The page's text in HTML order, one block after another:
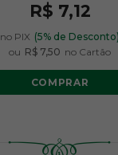
R$ 7,12
no PIX (5% de Desconto)
ou R$ 7,50 no Cartão
COMPRAR